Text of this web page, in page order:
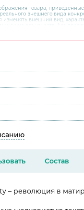
товара,
внешнего вида
изменять внешний вид,
по номеру 8 800 200 78 80.
Состав
– революция в